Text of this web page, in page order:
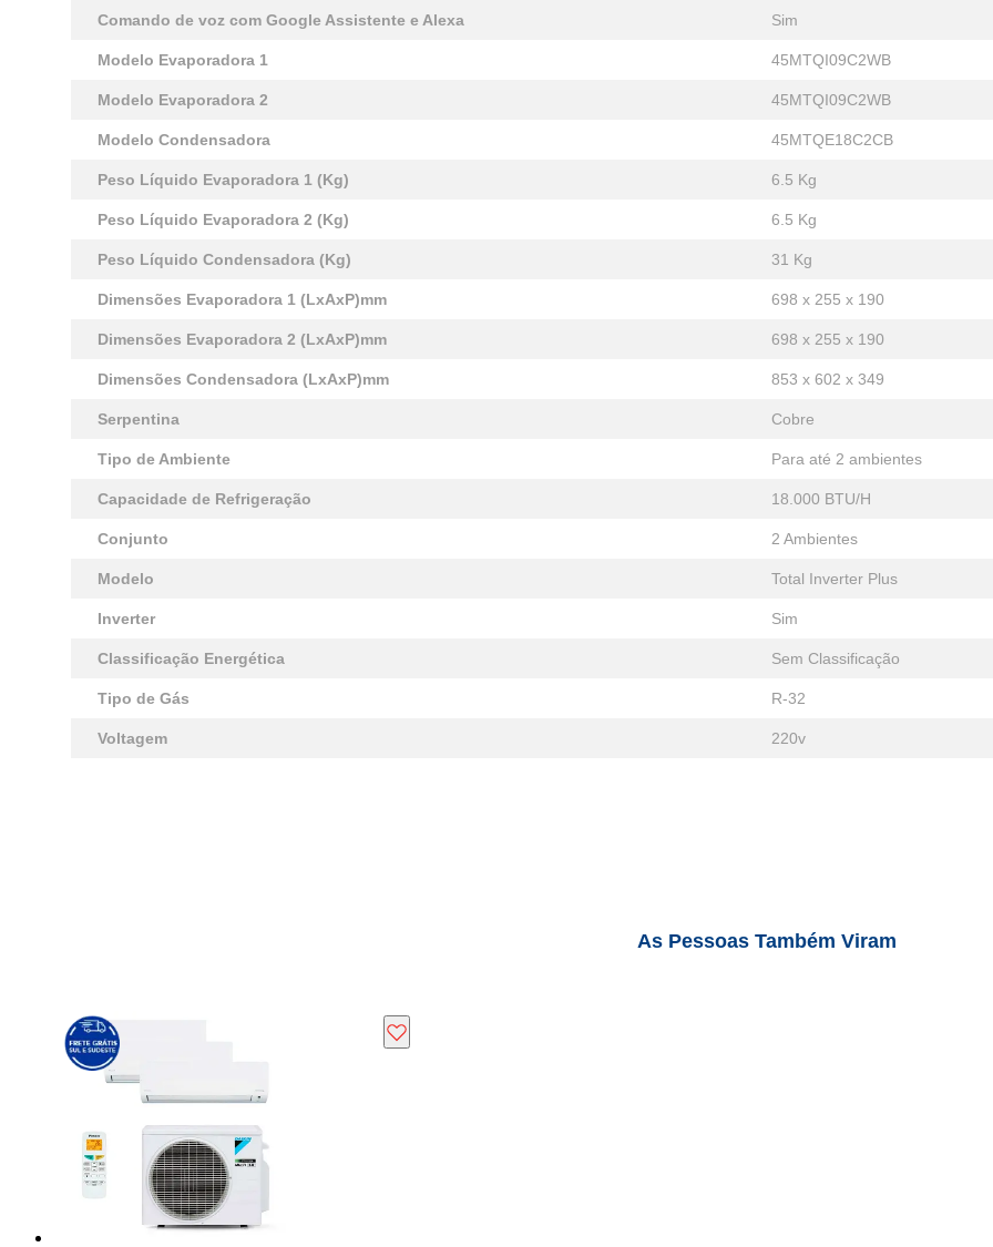
Comando de voz com Google Assistente e Alexa Sim
Modelo Evaporadora 1 45MTQI09C2WB
Modelo Evaporadora 2 45MTQI09C2WB
Modelo Condensadora 45MTQE18C2CB
Peso Líquido Evaporadora 1 (Kg) 6.5 Kg
Peso Líquido Evaporadora 2 (Kg) 6.5 Kg
Peso Líquido Condensadora (Kg) 31 Kg
Dimensões Evaporadora 1 (LxAxP)mm 698 x 255 x 190
Dimensões Evaporadora 2 (LxAxP)mm 698 x 255 x 190
Dimensões Condensadora (LxAxP)mm 853 x 602 x 349
Serpentina Cobre
Tipo de Ambiente Para até 2 ambientes
Capacidade de Refrigeração 18.000 BTU/H
Conjunto 2 Ambientes
Modelo Total Inverter Plus
Inverter Sim
Classificação Energética Sem Classificação
Tipo de Gás R-32
Voltagem 220v
As Pessoas Também Viram